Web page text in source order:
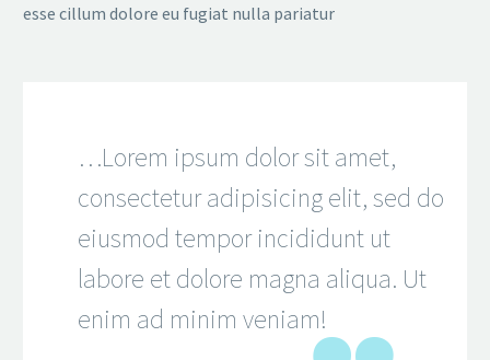
esse cillum dolore eu fugiat nulla pariatur
…Lorem ipsum dolor sit amet,
consectetur adipisicing elit, sed do
eiusmod tempor incididunt ut
labore et dolore magna aliqua. Ut
enim ad minim veniam!